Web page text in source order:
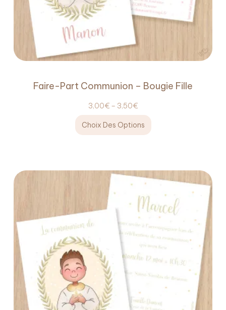
Faire-Part Communion – Bougie Fille
3,00€ – 3,50€
Choix Des Options